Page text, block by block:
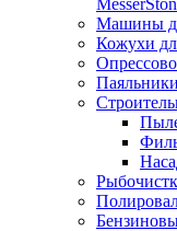
Машины
Кожухи